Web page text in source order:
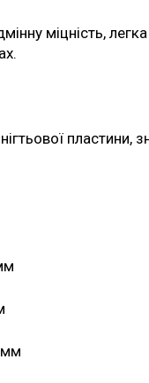
міцність,
пластини,
мм